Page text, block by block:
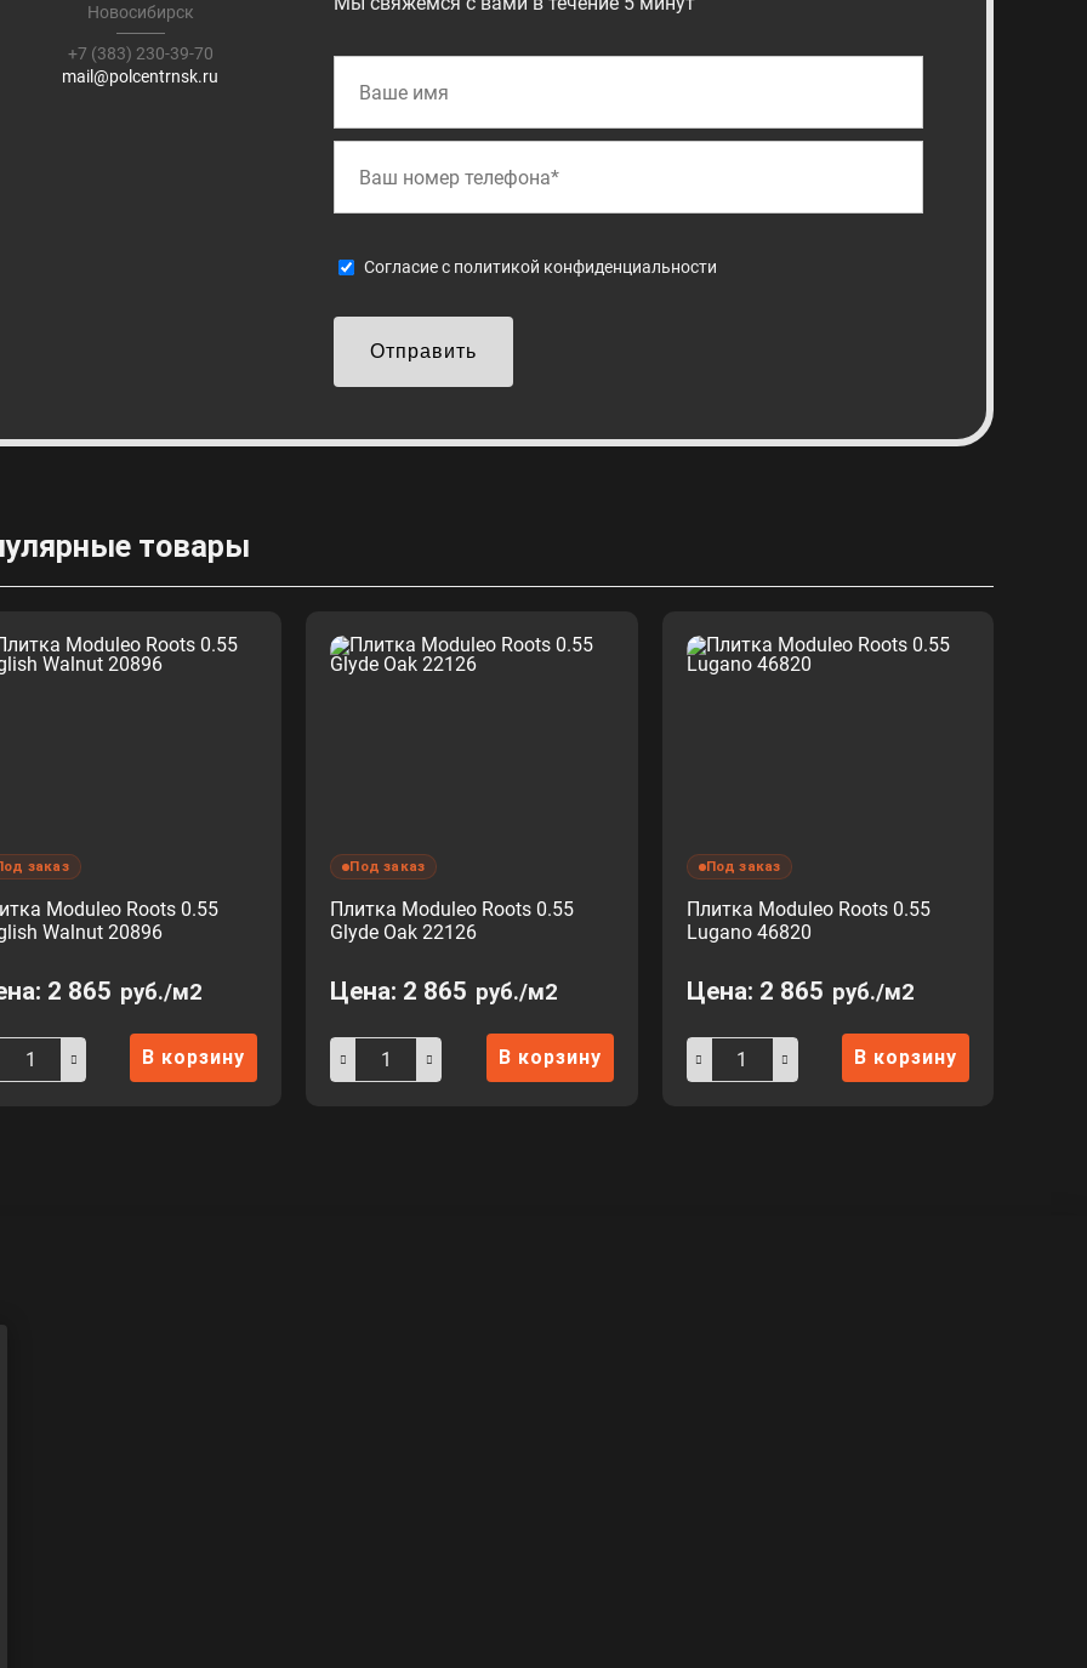
Новосибирск
+7 (383) 230-39-70
mail@polcentrnsk.ru
Cогласие с политикой конфиденциальности
Отправить
товары
заказ
Moduleo Roots 0.55
Walnut 20896
2 865 руб./м2
В корзину
Под заказ
Плитка Moduleo Roots 0.55
Glyde Oak 22126
Цена: 2 865 руб./м2
В корзину
Под заказ
Плитка Moduleo Roots 0.55
Lugano 46820
Цена: 2 865 руб./м2
В корзину